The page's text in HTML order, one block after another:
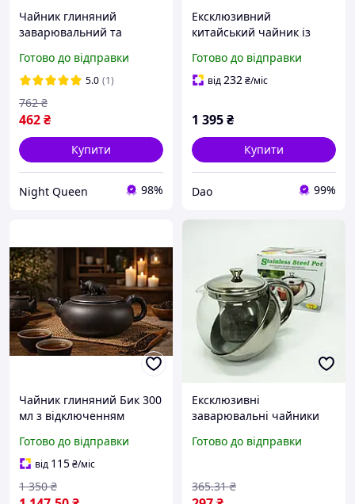
Чайник глиняний
заварювальний та
чайник глиняний для
заварки чаю китайський
глиняний чайник для
церемонії
Готово до відправки
5.0 (1)
462₴
762 ₴
Купити
Night Queen 98%
Ексклюзивний
китайський чайник із
для заварювання чаю
Готово до відправки
від232₴/міс
1 395₴
Купити
Dao 99%
Чайник глиняний Бик 300
мл з відключенням
заварювальний для
чайної церемонії
Готово до відправки
від 115₴/міс
1 350 ₴
Ексклюзивні
заварювальні чайники
Чайник заварник,
Готово до відправки
365.31 ₴